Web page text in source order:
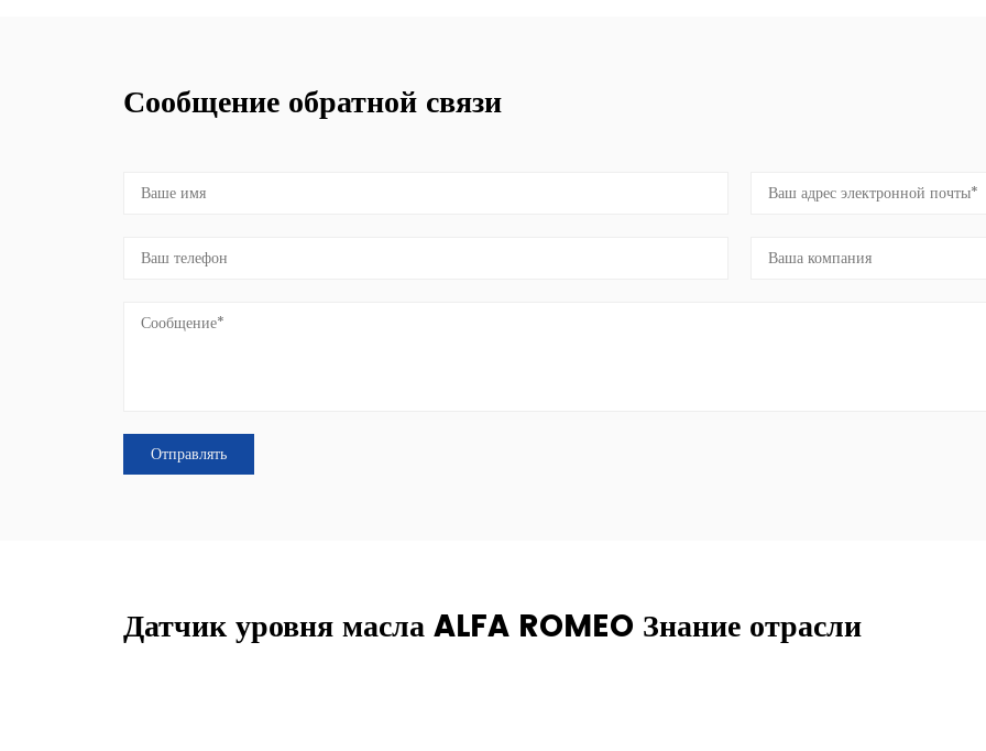
Сообщение обратной связи
Датчик уровня масла ALFA ROMEO Знание отрасли